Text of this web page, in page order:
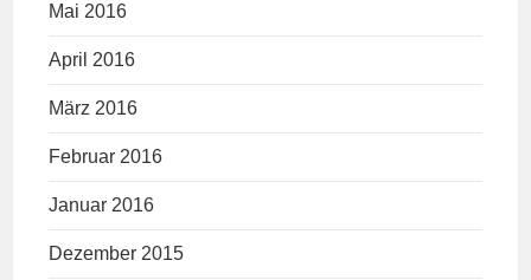
Mai 2016
April 2016
März 2016
Februar 2016
Januar 2016
Dezember 2015